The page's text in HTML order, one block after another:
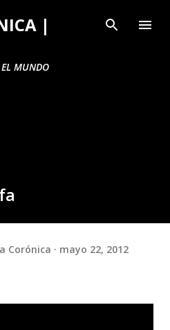
principal
|
EL MUNDO
Corónica mayo 22, 2012